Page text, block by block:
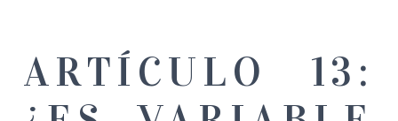
ARTÍCULO 13: